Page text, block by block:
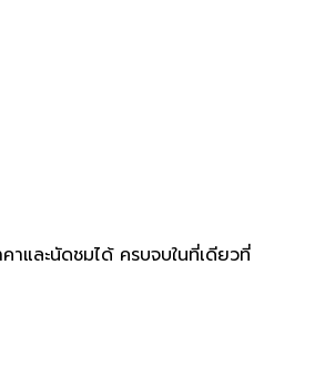
และนัดชมได้ ครบจบในที่เดียวที่